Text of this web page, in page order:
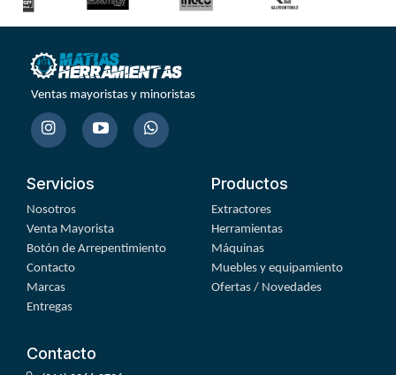
Ventas mayoristas y minoristas
Servicios
Nosotros
Venta Mayorista
Botón de Arrepentimiento
Contacto
Marcas
Entregas
Productos
Extractores
Herramientas
Máquinas
Muebles y equipamiento
Ofertas / Novedades
Contacto